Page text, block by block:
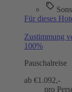
Für dieses
Zustimmung
100%
Pauschalreise
ab €1.092,-
pro